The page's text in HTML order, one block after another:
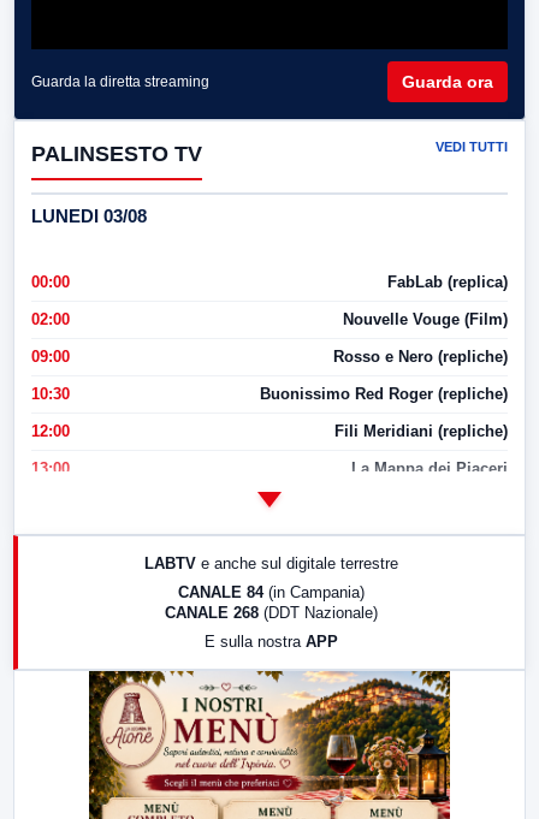
Guarda la diretta streaming Guarda ora
PALINSESTO TV VEDI TUTTI
LUNEDI 03/08
00:00 FabLab (replica)
02:00 Nouvelle Vouge (Film)
09:00 Rosso e Nero (repliche)
10:30 Buonissimo Red Roger (repliche)
12:00 Fili Meridiani (repliche)
13:00 La Mappa dei Piaceri
LabNews (replica)
LABTV e anche sul digitale terrestre
CANALE 84 (in Campania)
CANALE 268 (DDT Nazionale)
E sulla nostra APP